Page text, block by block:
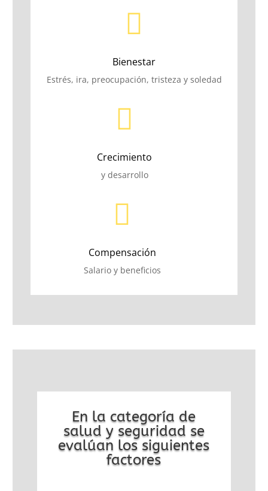

Bienestar
Estrés, ira, preocupación, tristeza y soledad

Crecimiento
y desarrollo

Compensación
Salario y beneficios
En la categoría de
salud y seguridad se
evalúan los siguientes
factores